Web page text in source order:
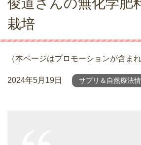
俊道さんの無化学肥
栽培
（本ページはプロモーションが含ま
2024年5月19日 サプリ＆自然療法